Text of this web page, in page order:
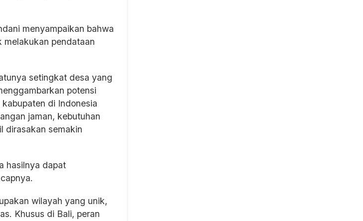
menyampaikan bahwa
melakukan pendataan
setingkat desa yang
potensi
di Indonesia
jaman, kebutuhan
dirasakan semakin
hasilnya dapat
wilayah yang unik,
Khusus di Bali, peran